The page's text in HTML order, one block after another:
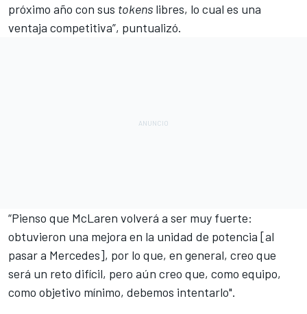
próximo año con sus tokens libres, lo cual es una
ventaja competitiva”, puntualizó.
“Pienso que McLaren volverá a ser muy fuerte:
obtuvieron una mejora en la unidad de potencia [al
pasar a Mercedes], por lo que, en general, creo que
será un reto difícil, pero aún creo que, como equipo,
como objetivo mínimo, debemos intentarlo".